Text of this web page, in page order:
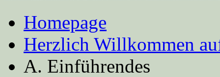
Homepage
Herzlich Willkommen
A. Einführendes